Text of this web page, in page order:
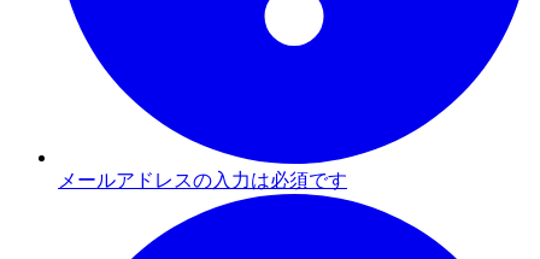
メールアドレスの入力は必須です